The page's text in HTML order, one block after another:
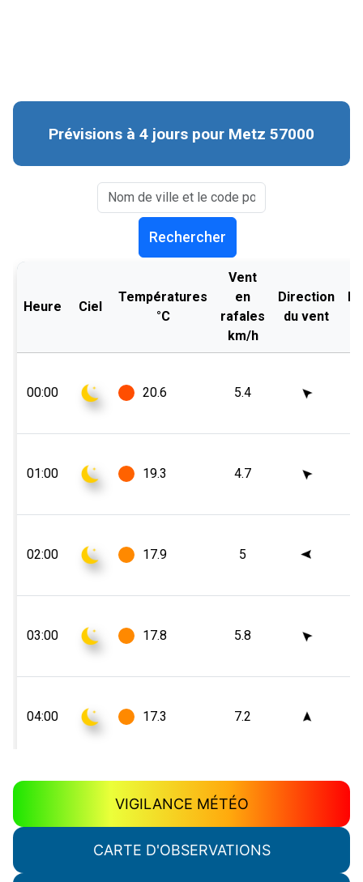
VIGILANCE MÉTÉO
CARTE D'OBSERVATIONS